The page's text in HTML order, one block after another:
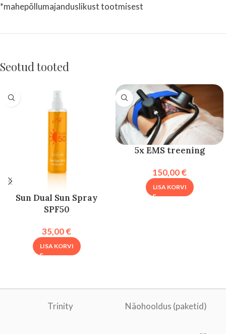
*mahepõllumajanduslikust tootmisest
Seotud tooted
Sun Dual Sun Spray
SPF50
35,00€
LISA KORVI
5x EMS treening
150,00€
LISA KORVI
Trinity Näohooldus (paketid)